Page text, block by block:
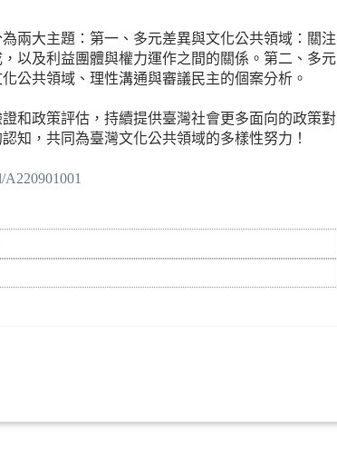
兩大主題：第一、多元差異與文化公共領域：關注
以及利益團體與權力運作之間的關係。第二、多元
公共領域、理性溝通與審議民主的個案分析。
和政策評估，持續提供臺灣社會更多面向的政策對
知，共同為臺灣文化公共領域的多樣性努力！